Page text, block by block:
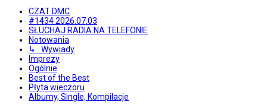
CZAT DMC
#1434 2026.07.03
SŁUCHAJ RADIA NA TELEFONIE
Notowania
↳ Wywiady
Imprezy
Ogólnie
Best of the Best
Płyta wieczoru
Albumy, Single, Kompilacje